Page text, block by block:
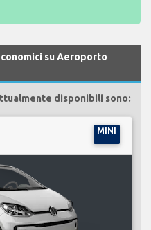
su Aeroporto
disponibili sono:
MINI